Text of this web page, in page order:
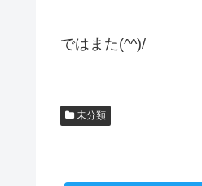
ではまた(^^)/
未分類